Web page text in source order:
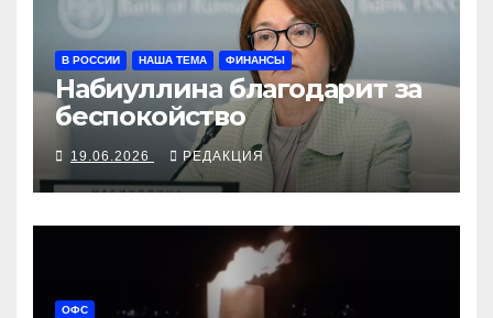
В РОССИИ НАША ТЕМА ФИНАНСЫ
Набиуллина благодарит за
беспокойство
19.06.2026 РЕДАКЦИЯ
ОФС